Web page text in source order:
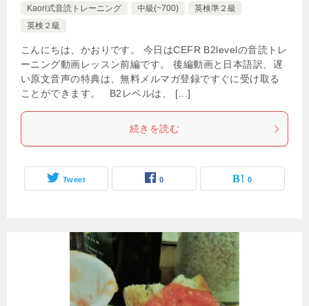
Kaori式音読トレーニング
中級(~700)
英検準２級
英検２級
こんにちは、かおりです。 今日はCEFR B2levelの音読トレ
ーニング動画レッスン前編です。 後編動画と日本語訳、遅
い原文音声の特典は、無料メルマガ登録ですぐに受け取る
ことができます。 B2レベルは、 […]
続きを読む
Tweet 0 0